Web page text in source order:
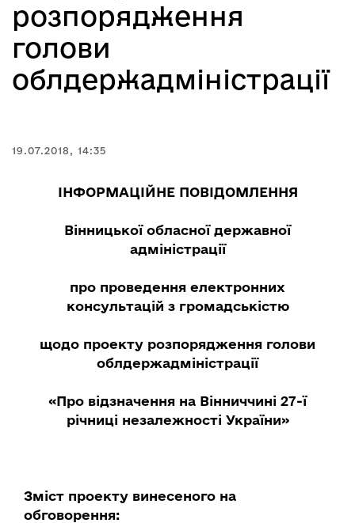
розпорядження
голови
облдержадміністрації
19.07.2018, 14:35
ІНФОРМАЦІЙНЕ ПОВІДОМЛЕННЯ
Вінницької обласної державної
адміністрації
про проведення електронних
консультацій з громадськістю
щодо проекту розпорядження голови
облдержадміністрації
«Про відзначення на Вінниччині 27-ї
річниці незалежності України»
Зміст проекту винесеного на
обговорення: